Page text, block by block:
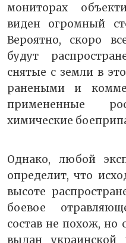
мониторах
виден огромный
Вероятно, скоро
будут
снятые с земли в
ранеными и
примененные
химические
Однако, любой
определит, что
высоте
боевое
состав не похож, но
выдан украинской